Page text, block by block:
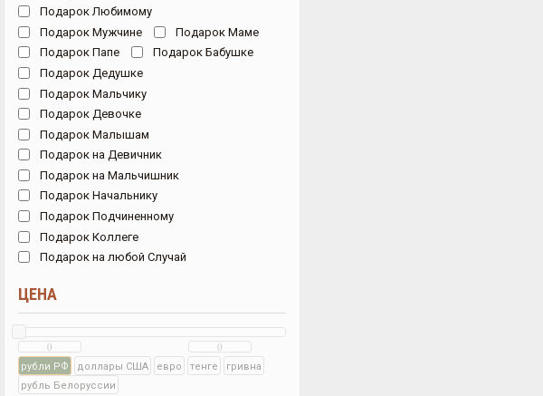
Подарок Любимому
Подарок Мужчине
Подарок Маме
Подарок Папе
Подарок Бабушке
Подарок Дедушке
Подарок Мальчику
Подарок Девочке
Подарок Малышам
Подарок на Девичник
Подарок на Мальчишник
Подарок Начальнику
Подарок Подчиненному
Подарок Коллеге
Подарок на любой Случай
ЦЕНА
рубли РФ доллары США евро тенге
гривна
рубль Белоруссии